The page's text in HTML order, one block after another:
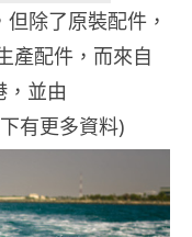
除了原裝配件，
產配件，而來自
，並由
有更多資料)